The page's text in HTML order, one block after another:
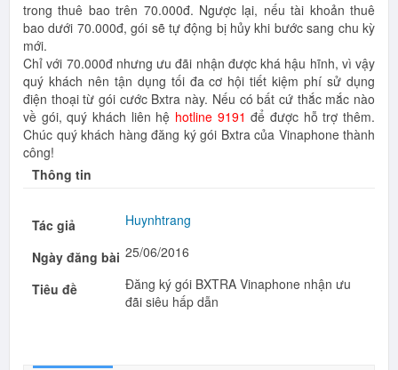
trong thuê bao trên 70.000đ. Ngược lại, nếu tài khoản thuê
bao dưới 70.000đ, gói sẽ tự động bị hủy khi bước sang chu kỳ
mới.
Chỉ với 70.000đ nhưng ưu đãi nhận được khá hậu hĩnh, vì vậy
quý khách nên tận dụng tối đa cơ hội tiết kiệm phí sử dụng
điện thoại từ gói cước Bxtra này. Nếu có bất cứ thắc mắc nào
về gói, quý khách liên hệ hotline 9191 để được hỗ trợ thêm.
Chúc quý khách hàng đăng ký gói Bxtra của Vinaphone thành
công!
Thông tin
Tác giả Huynhtrang
Ngày đăng bài 25/06/2016
Tiêu đề
Đăng ký gói BXTRA Vinaphone nhận ưu
đãi siêu hấp dẫn